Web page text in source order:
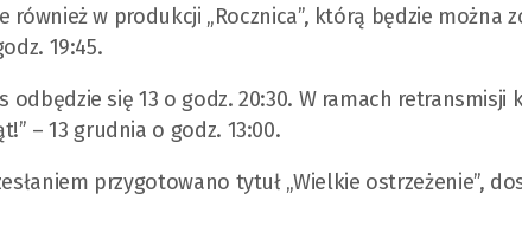
w produkcji „Rocznica”, którą będzie można
19:45.
odbędzie się 13 o godz. 20:30. W ramach retransmisji
– 13 grudnia o godz. 13:00.
przygotowano tytuł „Wielkie ostrzeżenie”,